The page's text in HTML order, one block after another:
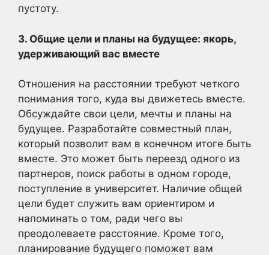
пустоту.
3. Общие цели и планы на будущее: якорь,
удерживающий вас вместе
Отношения на расстоянии требуют четкого
понимания того, куда вы движетесь вместе.
Обсуждайте свои цели, мечты и планы на
будущее. Разработайте совместный план,
который позволит вам в конечном итоге быть
вместе. Это может быть переезд одного из
партнеров, поиск работы в одном городе,
поступление в университет. Наличие общей
цели будет служить вам ориентиром и
напоминать о том, ради чего вы
преодолеваете расстояние. Кроме того,
планирование будущего поможет вам